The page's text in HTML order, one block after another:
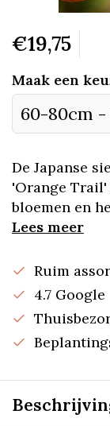
€19,75
Maak een
De Japanse
'Orange
bloemen en
Lees meer
Ruim
4.7 Google